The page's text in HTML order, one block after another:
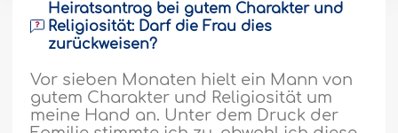
Heiratsantrag bei gutem Charakter und
Religiosität: Darf die Frau dies
zurückweisen?
Vor sieben Monaten hielt ein Mann von
gutem Charakter und Religiosität um
meine Hand an. Unter dem Druck der